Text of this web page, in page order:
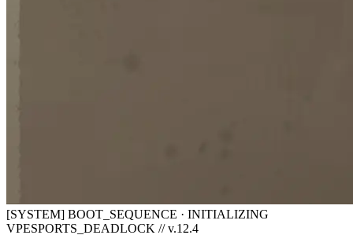
[SYSTEM] BOOT_SEQUENCE · INITIALIZING
VPESPORTS_DEADLOCK // v.12.4